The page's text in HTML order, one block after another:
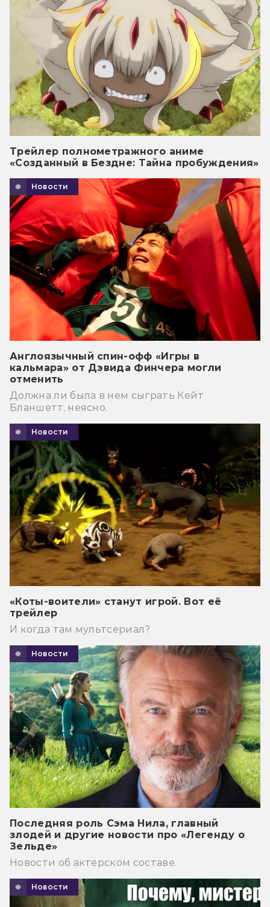
Трейлер полнометражного аниме
«Созданный в Бездне: Тайна пробуждения»
Новости
Англоязычный спин-офф «Игры в
кальмара» от Дэвида Финчера могли
отменить
Должна ли была в нем сыграть Кейт
Бланшетт, неясно.
Новости
«Коты-воители» станут игрой. Вот её
трейлер
И когда там мультсериал?
Новости
Последняя роль Сэма Нила, главный
злодей и другие новости про «Легенду о
Зельде»
Новости об актёрском составе.
Новости